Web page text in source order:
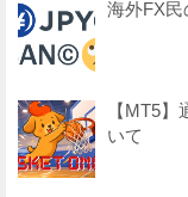
海外FX
【MT5
いて